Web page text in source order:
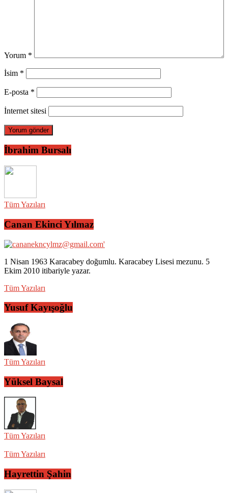
Yorum *
İsim *
E-posta *
İnternet sitesi
İbrahim Bursalı
Tüm Yazıları
Canan Ekinci Yılmaz
1 Nisan 1963 Karacabey doğumlu. Karacabey Lisesi mezunu. 5
Ekim 2010 itibariyle yazar.
Tüm Yazıları
Yusuf Kayışoğlu
Tüm Yazıları
Yüksel Baysal
Tüm Yazıları
Tüm Yazıları
Hayrettin Şahin